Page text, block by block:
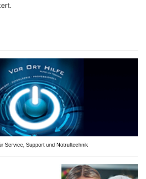
Service, Support und Notruftechnik